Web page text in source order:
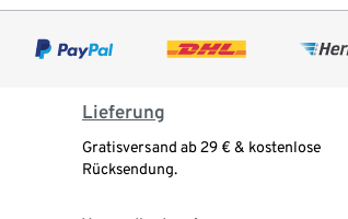
Lieferung
Gratisversand ab 29 € & kostenlose
Rücksendung.